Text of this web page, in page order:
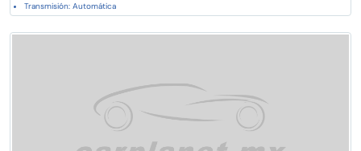
Transmisión: Automática